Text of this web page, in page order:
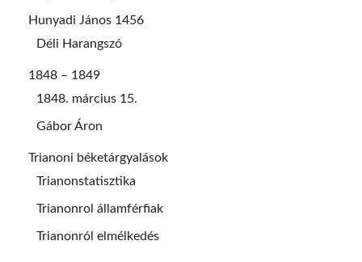
Hunyadi János 1456
Déli Harangszó
1848 – 1849
1848. március 15.
Gábor Áron
Trianoni béketárgyalások
Trianonstatisztika
Trianonrol államférfiak
Trianonról elmélkedés